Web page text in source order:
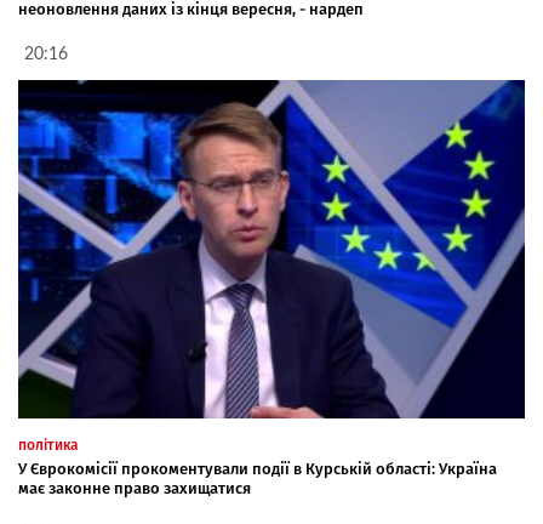
неоновлення даних із кінця вересня, - нардеп
20:16
політика
У Єврокомісії прокоментували події в Курській області: Україна
має законне право захищатися